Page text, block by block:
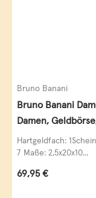
Bruno Banani
Bruno Banani
Damen,
Leder
Hartgeldfach:
7 Maße: 2,5x20x10...
Regulärer Preis:
69,95 €